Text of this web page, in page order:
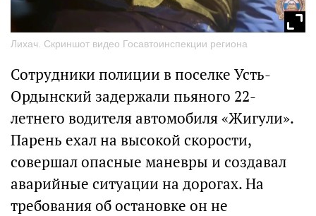
Лихач. Скриншот видео Госавтоинспекции региона
Сотрудники полиции в поселке Усть-
Ордынский задержали пьяного 22-
летнего водителя автомобиля «Жигули».
Парень ехал на высокой скорости,
совершал опасные маневры и создавал
аварийные ситуации на дорогах. На
требования об остановке он не